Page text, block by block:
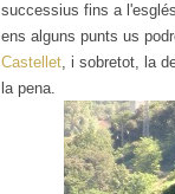
successius fins a
ens alguns punts us
Castellet, i sobretot, la
la pena.